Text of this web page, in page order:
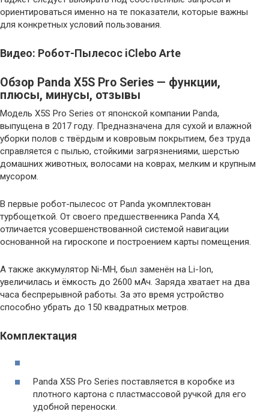
ориентироваться именно на те показатели, которые важны
для конкретных условий пользования.
Видео: Робот-Пылесос iClebo Arte
Обзор Panda X5S Pro Series — функции,
плюсы, минусы, отзывы
Модель X5S Pro Series от японской компании Panda,
выпущена в 2017 году. Предназначена для сухой и влажной
уборки полов с твёрдым и ковровым покрытием, без труда
справляется с пылью, стойкими загрязнениями, шерстью
домашних животных, волосами на коврах, мелким и крупным
мусором.
В первые робот-пылесос от Panda укомплектован
турбощеткой. От своего предшественника Panda X4,
отличается усовершенствованной системой навигации
основанной на гироскопе и построением карты помещения.
А также аккумулятор Ni-MH, был заменён на Li-Ion,
увеличилась и ёмкость до 2600 мАч. Заряда хватает на два
часа беспрерывной работы. За это время устройство
способно убрать до 150 квадратных метров.
Комплектация
Panda X5S Pro Series поставляется в коробке из
плотного картона с пластмассовой ручкой для его
удобной переноски.